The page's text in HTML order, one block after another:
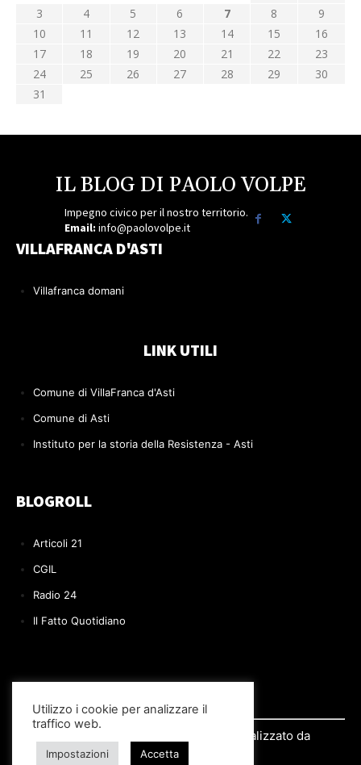
3
4 5 6 7 8
9
10
11 12 13 14 15
16
17
18 19 20 21 22
23
24
25 26 27 28 29
30
31
IL BLOG DI PAOLO VOLPE
Impegno civico per il nostro territorio.
Email: info@paolovolpe.it
VILLAFRANCA D'ASTI
Villafranca domani
LINK UTILI
Comune di VillaFranca d'Asti
Comune di Asti
Instituto per la storia della Resistenza - Asti
BLOGROLL
Articoli 21
CGIL
Radio 24
Il Fatto Quotidiano
© 2022 Il BLOG di Paolo Volpe | Realizzato da
Si.Re.Informatica
Utilizzo i cookie per analizzare il
traffico web.
Impostazioni Accetta